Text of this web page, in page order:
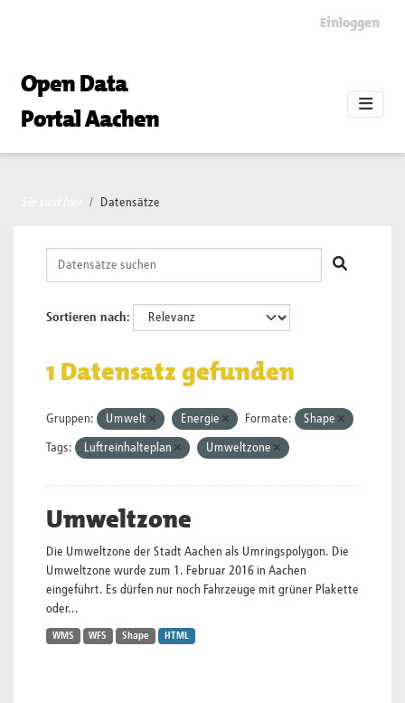
Einloggen
Open Data
Portal Aachen
Datensätze
Sortieren nach
1 Datensatz gefunden
Gruppen: Umwelt Energie Formate: Shape
Tags: Luftreinhalteplan Umweltzone
Umweltzone
Die Umweltzone der Stadt Aachen als Umringspolygon. Die
Umweltzone wurde zum 1. Februar 2016 in Aachen
eingeführt. Es dürfen nur noch Fahrzeuge mit grüner Plakette
oder...
WMS WFS Shape HTML